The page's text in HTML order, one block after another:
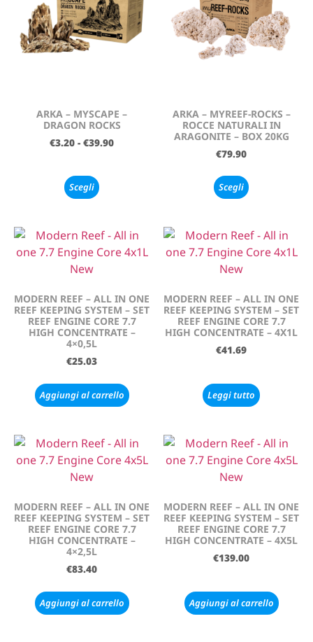
ARKA – MYSCAPE –
DRAGON ROCKS
€3.20 - €39.90
Scegli
ARKA – MYREEF-ROCKS –
ROCCE NATURALI IN
ARAGONITE – BOX 20KG
€79.90
Scegli
MODERN REEF – ALL IN ONE
REEF KEEPING SYSTEM – SET
REEF ENGINE CORE 7.7
HIGH CONCENTRATE –
4×0,5L
€25.03
Aggiungi al carrello
MODERN REEF – ALL IN ONE
REEF KEEPING SYSTEM – SET
REEF ENGINE CORE 7.7
HIGH CONCENTRATE – 4X1L
€41.69
Leggi tutto
MODERN REEF – ALL IN ONE
REEF KEEPING SYSTEM – SET
REEF ENGINE CORE 7.7
HIGH CONCENTRATE –
4×2,5L
€83.40
Aggiungi al carrello
MODERN REEF – ALL IN ONE
REEF KEEPING SYSTEM – SET
REEF ENGINE CORE 7.7
HIGH CONCENTRATE – 4X5L
€139.00
Aggiungi al carrello